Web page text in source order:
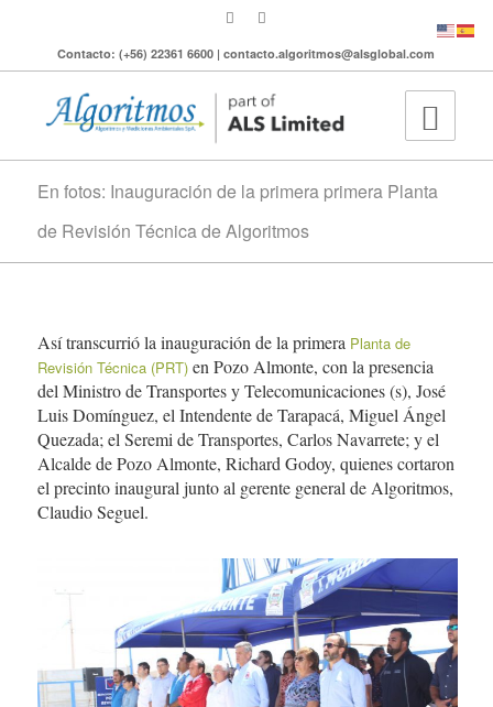
Contacto: (+56) 22361 6600 | contacto.algoritmos@alsglobal.com
En fotos: Inauguración de la primera primera Planta
de Revisión Técnica de Algoritmos
Así transcurrió la inauguración de la primera Planta de
Revisión Técnica (PRT)en Pozo Almonte, con la presencia
del Ministro de Transportes y Telecomunicaciones (s), José
Luis Domínguez, el Intendente de Tarapacá, Miguel Ángel
Quezada; el Seremi de Transportes, Carlos Navarrete; y el
Alcalde de Pozo Almonte, Richard Godoy, quienes cortaron
el precinto inaugural junto al gerente general de Algoritmos,
Claudio Seguel.